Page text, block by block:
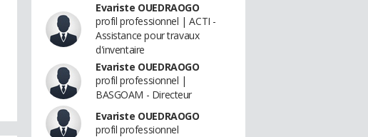
Evariste OUEDRAOGO
profil professionnel | ACTI -
Assistance pour travaux
d'inventaire
Evariste OUEDRAOGO
profil professionnel |
BASGOAM - Directeur
Evariste OUEDRAOGO
profil professionnel